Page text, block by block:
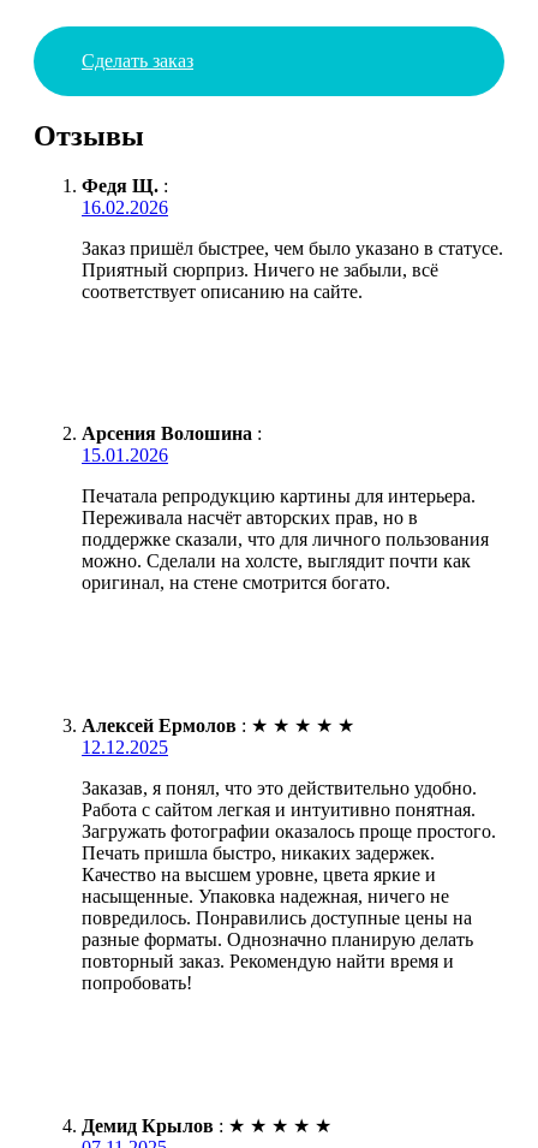
Сделать заказ
Отзывы
Федя Щ. :
16.02.2026
Заказ пришёл быстрее, чем было указано в статусе.
Приятный сюрприз. Ничего не забыли, всё
соответствует описанию на сайте.
Арсения Волошина :
15.01.2026
Печатала репродукцию картины для интерьера.
Переживала насчёт авторских прав, но в
поддержке сказали, что для личного пользования
можно. Сделали на холсте, выглядит почти как
оригинал, на стене смотрится богато.
Алексей Ермолов : ★ ★ ★ ★ ★
12.12.2025
Заказав, я понял, что это действительно удобно.
Работа с сайтом легкая и интуитивно понятная.
Загружать фотографии оказалось проще простого.
Печать пришла быстро, никаких задержек.
Качество на высшем уровне, цвета яркие и
насыщенные. Упаковка надежная, ничего не
повредилось. Понравились доступные цены на
разные форматы. Однозначно планирую делать
повторный заказ. Рекомендую найти время и
попробовать!
Демид Крылов : ★ ★ ★ ★ ★